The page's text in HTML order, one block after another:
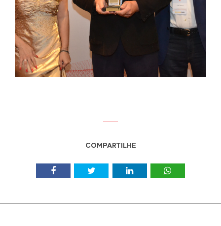
COMPARTILHE